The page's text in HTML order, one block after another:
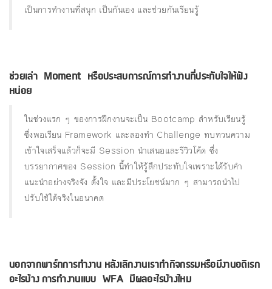
เป็นการทำงานที่สนุก เป็นกันเอง และช่วยกันเรียนรู้
ช่วยเล่า Moment หรือประสบการณ์การทํางานที่ประทับใจให้ฟัง
หน่อย
ในช่วงแรก ๆ ของการฝึกงานจะเป็น Bootcamp สำหรับเรียนรู้
ซึ่งพอเรียน Framework และลองทำ Challenge ทบทวนความ
เข้าใจเสร็จแล้วก็จะมี Session นำเสนอและรีวิวโค้ด ซึ่ง
บรรยากาศของ Session นี้ทำให้รู้สึกประทับใจเพราะได้รับคำ
แนะนำอย่างจริงจัง ตั้งใจ และมีประโยชน์มาก ๆ สามารถนำไป
ปรับใช้ได้จริงในอนาคต
นอกจากพาร์ทการทํางาน หลังเลิกงานเราทํากิจกรรมหรือมีงานอดิเรก
อะไรบ้าง การทํางานแบบ WFA มีผลอะไรบ้างไหม